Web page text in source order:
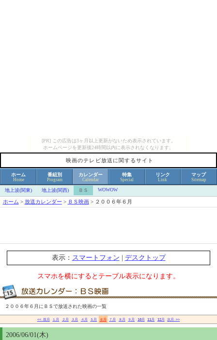
[PR] この広告は3ヶ月以上更新がないため表示されています。
ホームページを更新後24時間以内に表示されなくなります。
映画のテレビ放送に関するサイト
ホーム
Home
番組別
Program
カレンダー
Calendar
特集
Special
リンク
Link
マップ
Sitemap
地上波(関東) 地上波(関西) ＢＳ WOWOW
ホーム > 放送カレンダー > ＢＳ映画> ２００６年６月
表示： スマートフォン デスクトップ
スマホを横にするとテーブル表示になります。
２００６年６月にＢＳで放送された映画の一覧
<< 前月 １月 ２月 ３月 ４月 ５月 ６月 ７月 ８月 ９月 10月 11月 12月 次月 >>
2006/06/01(木)